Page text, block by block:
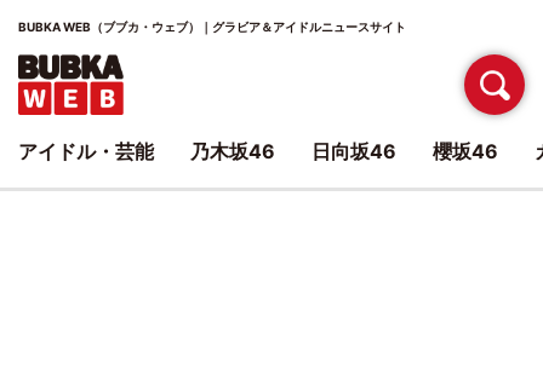
BUBKA WEB（ブブカ・ウェブ）｜グラビア＆アイドルニュースサイト
アイドル・芸能 乃木坂46 日向坂46 櫻坂46